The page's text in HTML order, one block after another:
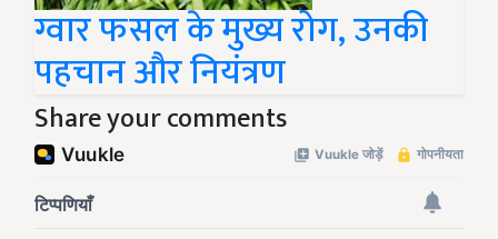
ग्वार फसल के मुख्य रोग, उनकी
पहचान और नियंत्रण
Share your comments